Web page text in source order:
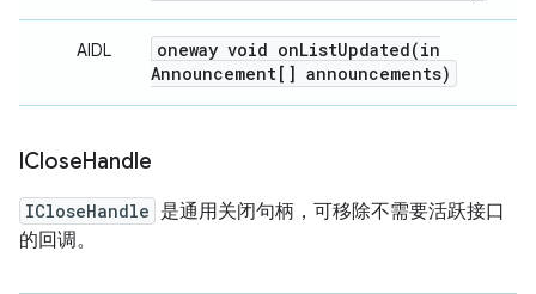
AIDL oneway void onListUpdated(in
Announcement[] announcements)
ICloseHandle
ICloseHandle 是通用关闭句柄，可移除不需要活跃接口
的回调。